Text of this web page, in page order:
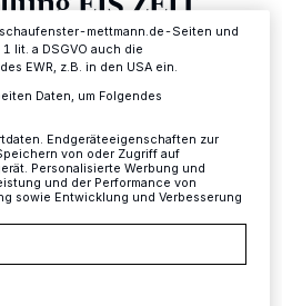
Osterferien wird es in der
des Neanderthal Museums
ein neues Highlight
„Mother of the Sea“.
Datenschutzerklärung.
schaufenster-mettmann.de-Seiten und
lit. a DSGVO auch die
EWR, z.B. in den USA ein.
Daten, um Folgendes
Endgeräteeigenschaften zur
von oder Zugriff auf
Personalisierte Werbung und
und der Performance von
sowie Entwicklung und Verbesserung